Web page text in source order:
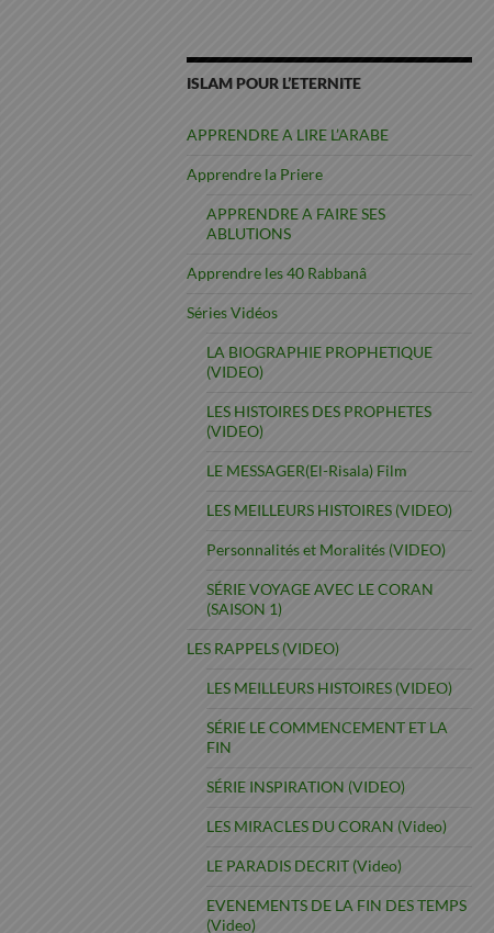
ISLAM POUR L’ETERNITE
APPRENDRE A LIRE L’ARABE
Apprendre la Priere
APPRENDRE A FAIRE SES
ABLUTIONS
Apprendre les 40 Rabbanâ
Séries Vidéos
LA BIOGRAPHIE PROPHETIQUE
(VIDEO)
LES HISTOIRES DES PROPHETES
(VIDEO)
LE MESSAGER(El-Risala) Film
LES MEILLEURS HISTOIRES (VIDEO)
Personnalités et Moralités (VIDEO)
SÉRIE VOYAGE AVEC LE CORAN
(SAISON 1)
LES RAPPELS (VIDEO)
LES MEILLEURS HISTOIRES (VIDEO)
SÉRIE LE COMMENCEMENT ET LA
FIN
SÉRIE INSPIRATION (VIDEO)
LES MIRACLES DU CORAN (Video)
LE PARADIS DECRIT (Video)
EVENEMENTS DE LA FIN DES TEMPS
(Video)